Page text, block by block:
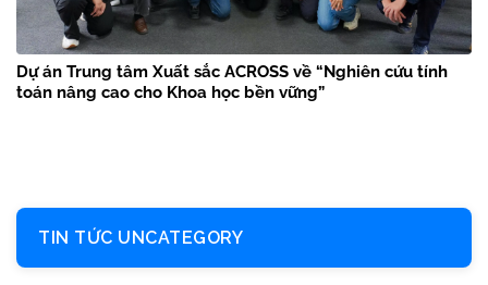
Dự án Trung tâm Xuất sắc ACROSS về “Nghiên cứu tính
toán nâng cao cho Khoa học bền vững”
TIN TỨC UNCATEGORY